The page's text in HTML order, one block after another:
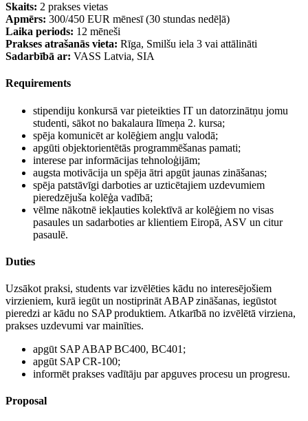
Skaits: 2 prakses vietas
Apmērs: 300/450 EUR mēnesī (30 stundas nedēļā)
Laika periods: 12 mēneši
Prakses atrašanās vieta: Rīga, Smilšu iela 3 vai attālināti
Sadarbībā ar: VASS Latvia, SIA
Requirements
stipendiju konkursā var pieteikties IT un datorzinātņu jomu
studenti, sākot no bakalaura līmeņa 2. kursa;
spēja komunicēt ar kolēģiem angļu valodā;
apgūti objektorientētās programmēšanas pamati;
interese par informācijas tehnoloģijām;
augsta motivācija un spēja ātri apgūt jaunas zināšanas;
spēja patstāvīgi darboties ar uzticētajiem uzdevumiem
pieredzējuša kolēģa vadībā;
vēlme nākotnē iekļauties kolektīvā ar kolēģiem no visas
pasaules un sadarboties ar klientiem Eiropā, ASV un citur
pasaulē.
Duties
Uzsākot praksi, students var izvēlēties kādu no interesējošiem
virzieniem, kurā iegūt un nostiprināt ABAP zināšanas, iegūstot
pieredzi ar kādu no SAP produktiem. Atkarībā no izvēlētā virziena,
prakses uzdevumi var mainīties.
apgūt SAP ABAP BC400, BC401;
apgūt SAP CR-100;
informēt prakses vadītāju par apguves procesu un progresu.
Proposal